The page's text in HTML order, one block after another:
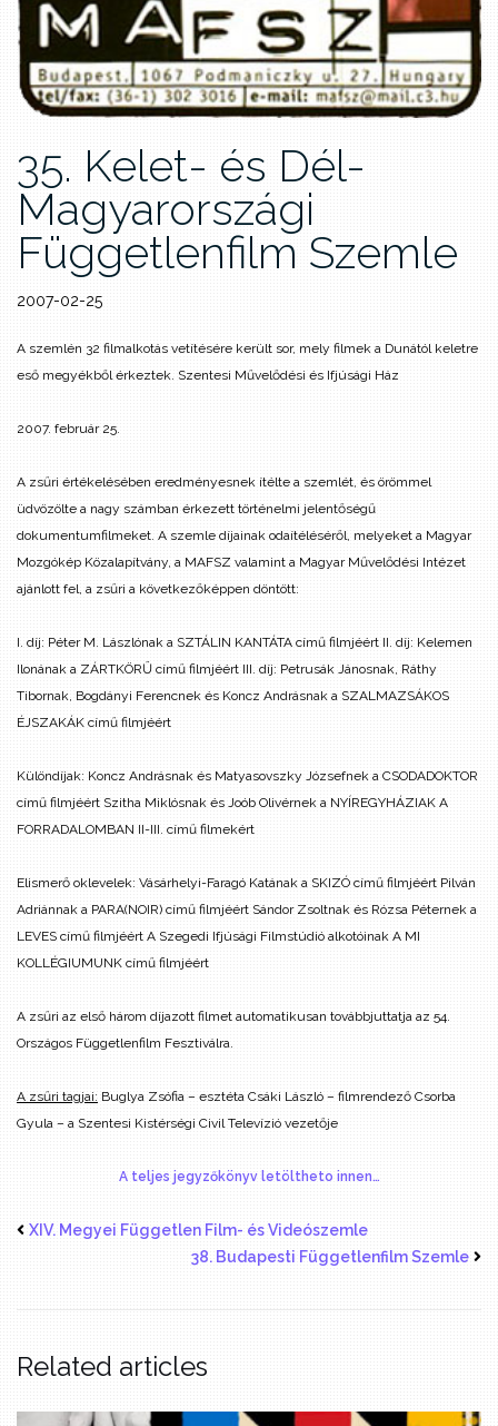
35. Kelet- és Dél-
Magyarországi
Függetlenfilm Szemle
2007-02-25
A szemlén 32 filmalkotás vetítésére került sor, mely filmek a Dunától keletre
eső megyékből érkeztek. Szentesi Művelődési és Ifjúsági Ház
2007. február 25.
A zsűri értékelésében eredményesnek ítélte a szemlét, és örömmel
üdvözölte a nagy számban érkezett történelmi jelentőségű
dokumentumfilmeket. A szemle díjainak odaítéléséről, melyeket a Magyar
Mozgókép Közalapítvány, a MAFSZ valamint a Magyar Művelődési Intézet
ajánlott fel, a zsűri a következőképpen döntött:
I. díj: Péter M. Lászlónak a SZTÁLIN KANTÁTA című filmjéért II. díj: Kelemen
Ilonának a ZÁRTKÖRŰ című filmjéért III. díj: Petrusák Jánosnak, Ráthy
Tibornak, Bogdányi Ferencnek és Koncz Andrásnak a SZALMAZSÁKOS
ÉJSZAKÁK című filmjéért
Különdíjak: Koncz Andrásnak és Matyasovszky Józsefnek a CSODADOKTOR
című filmjéért Szitha Miklósnak és Joób Olivérnek a NYÍREGYHÁZIAK A
FORRADALOMBAN II-III. című filmekért
Elismerő oklevelek: Vásárhelyi-Faragó Katának a SKIZÓ című filmjéért Pilván
Adriánnak a PARA(NOIR) című filmjéért Sándor Zsoltnak és Rózsa Péternek a
LEVES című filmjéért A Szegedi Ifjúsági Filmstúdió alkotóinak A MI
KOLLÉGIUMUNK című filmjéért
A zsűri az első három díjazott filmet automatikusan továbbjuttatja az 54.
Országos Függetlenfilm Fesztiválra.
A zsűri tagjai: Buglya Zsófia – esztéta Csáki László – filmrendező Csorba
Gyula – a Szentesi Kistérségi Civil Televízió vezetője
A teljes jegyzőkönyv letöltheto innen…
XIV. Megyei Független Film- és Videószemle
38. Budapesti Függetlenfilm Szemle
Related articles